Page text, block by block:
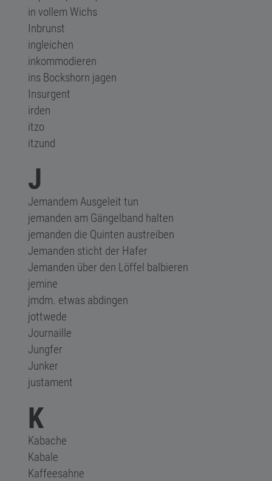
in vollem Wichs
Inbrunst
ingleichen
inkommodieren
ins Bockshorn jagen
Insurgent
irden
itzo
itzund
J
Jemandem Ausgeleit tun
jemanden am Gängelband halten
jemanden die Quinten austreiben
Jemanden sticht der Hafer
Jemanden über den Löffel balbieren
jemine
jmdm. etwas abdingen
jottwede
Journaille
Jungfer
Junker
justament
K
Kabache
Kabale
Kaffeesahne